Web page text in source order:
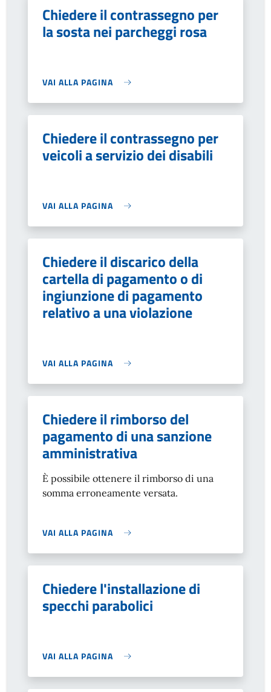
Chiedere il contrassegno per
la sosta nei parcheggi rosa
VAI ALLA PAGINA
Chiedere il contrassegno per
veicoli a servizio dei disabili
VAI ALLA PAGINA
Chiedere il discarico della
cartella di pagamento o di
ingiunzione di pagamento
relativo a una violazione
VAI ALLA PAGINA
Chiedere il rimborso del
pagamento di una sanzione
amministrativa
È possibile ottenere il rimborso di una
somma erroneamente versata.
VAI ALLA PAGINA
Chiedere l'installazione di
specchi parabolici
VAI ALLA PAGINA